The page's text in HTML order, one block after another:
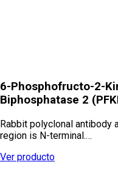
6-Phosphofructo-2-
Biphosphatase 2
Rabbit polyclonal antibody
region is N-terminal.…
Ver producto